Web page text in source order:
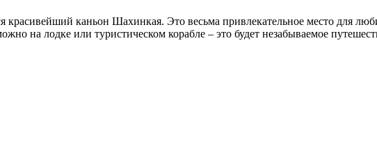
красивейший каньон Шахинкая. Это весьма привлекательное место для
на лодке или туристическом корабле – это будет незабываемое